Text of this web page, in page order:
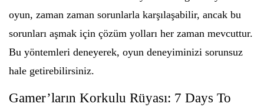
oyun, zaman zaman sorunlarla karşılaşabilir, ancak bu
sorunları aşmak için çözüm yolları her zaman mevcuttur.
Bu yöntemleri deneyerek, oyun deneyiminizi sorunsuz
hale getirebilirsiniz.
Gamer’ların Korkulu Rüyası: 7 Days To